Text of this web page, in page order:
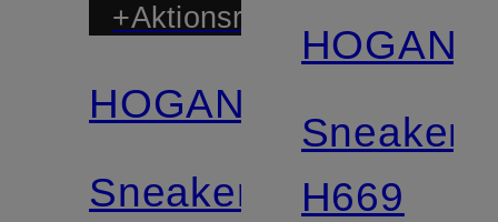
+Aktionsrabatt
HOGAN
Sneaker
HOGAN
Sneaker
H669